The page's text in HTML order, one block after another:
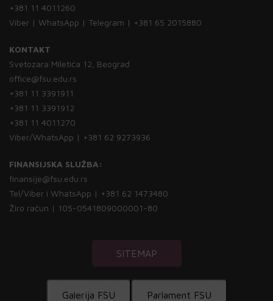
+381 11 4011260
Viber | WhatsApp | Telegram | +381 65 2015880
KONTAKT
Svetozara Miletića 12, Beograd
office@fsu.edu.rs
+381 11 3391911
+381 11 3391912
+381 11 4011270
Viber/WhatsApp | +381 62 9273936
FINANSIJSKA SLUŽBA:
finansije@fsu.edu.rs
Tel/Viber i WhatsApp | +381 62 1473480
Žiro račun | 105-0541809000001-80
SITEMAP
Galerija FSU Parlament FSU